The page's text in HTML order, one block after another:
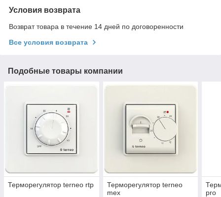
Условия возврата
Возврат товара в течение 14 дней по договоренности
Все условия возврата
Подобные товары компании
Терморегулятор terneo rtp
Терморегулятор terneo
mex
pro